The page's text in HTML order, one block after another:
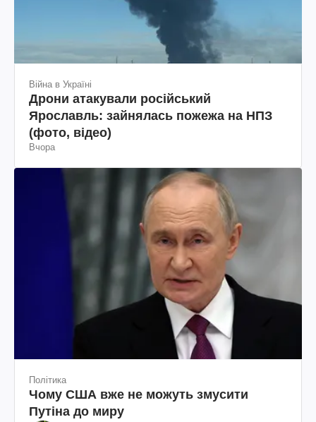
Війна в Україні
Дрони атакували російський
Ярославль: зайнялась пожежа на НПЗ
(фото, відео)
Вчора
Політика
Чому США вже не можуть змусити
Путіна до миру